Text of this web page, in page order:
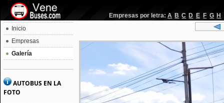
Empresas por letra: A B C D E F G H
Inicio
Empresas
Galería
AUTOBUS EN LA
FOTO